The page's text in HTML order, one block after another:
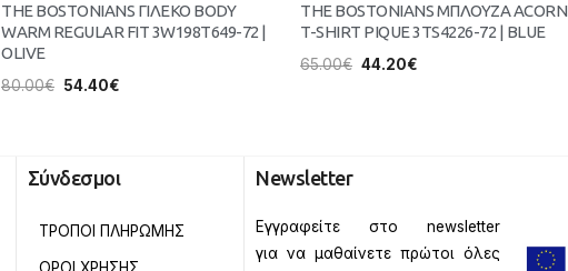
THE BOSTONIANS ΓΙΛΕΚΟ BODY
WARM REGULAR FIT 3W198T649-72 |
OLIVE
80.00€ 54.40€
THE BOSTONIANS ΜΠΛΟΥΖΑ ACORN
T-SHIRT PIQUE 3TS4226-72 | BLUE
65.00€ 44.20€
Σύνδεσμοι
ΤΡΟΠΟΙ ΠΛΗΡΩΜΗΣ
Newsletter
Εγγραφείτε στο newsletter
για να μαθαίνετε πρώτοι όλες